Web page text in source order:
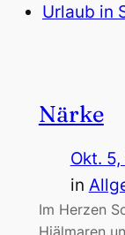
Urlaub in
Närke
Okt.
in
Im Herzen
Hjälmaren